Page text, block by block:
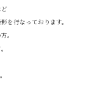
を行なっております。
。